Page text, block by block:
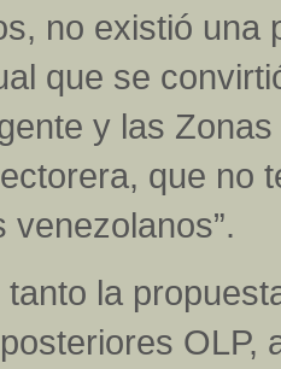
no existió una
que se
y las
que no
venezolanos”.
la